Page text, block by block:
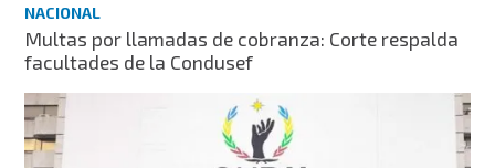
NACIONAL
Multas por llamadas de cobranza: Corte respalda
facultades de la Condusef